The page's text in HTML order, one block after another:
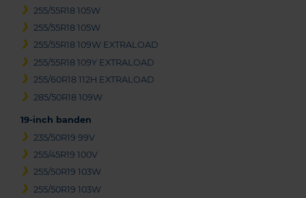
255/55R18 105W
255/55R18 105W
255/55R18 109W EXTRALOAD
255/55R18 109Y EXTRALOAD
255/60R18 112H EXTRALOAD
285/50R18 109W
19-inch banden
235/50R19 99V
255/45R19 100V
255/50R19 103W
255/50R19 103W